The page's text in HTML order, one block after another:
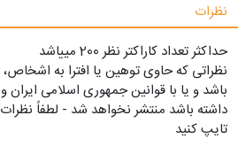
نظرات
حداکثر تعداد کاراکتر نظر 200 ميياشد
نظراتی که حاوی توهین یا افترا به
باشد و یا با قوانین جمهوری اسلامی
داشته باشد منتشر نخواهد شد - لطفاً
تایپ کنید